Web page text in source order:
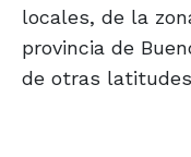
locales, de la
provincia de
de otras